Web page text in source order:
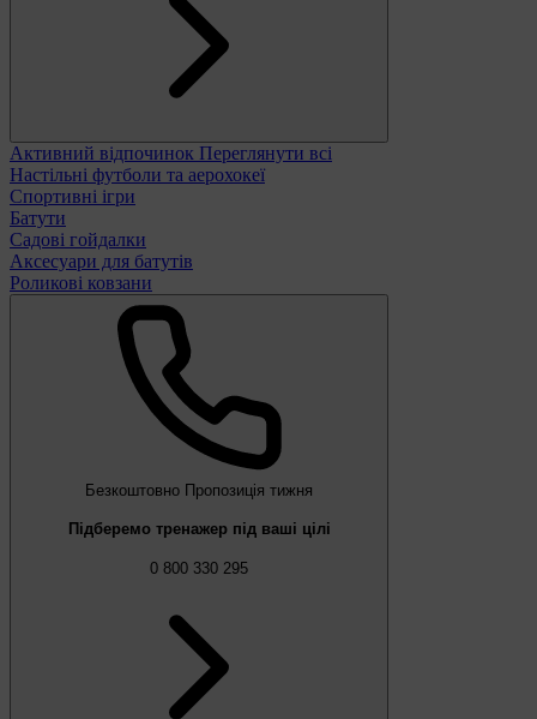
Активний відпочинок Переглянути всі
Настільні футболи та аерохокеї
Спортивні ігри
Батути
Садові гойдалки
Аксесуари для батутів
Роликові ковзани
Безкоштовно Пропозиція тижня
Підберемо тренажер під ваші цілі
0 800 330 295